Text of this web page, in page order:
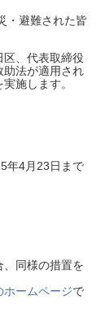
・避難された皆
区、代表取締役
法が適用され
施します。
年4月23日まで
同様の措置を
ホームページで